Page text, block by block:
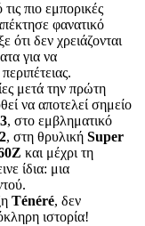
πιο εμπορικές
φανατικό
δεν χρειάζονται
για να
μετά την πρώτη
να αποτελεί σημείο
, στο εμβληματικό
, στη θρυλική Super
και μέχρι τη
ίδια: μια
Ténéré, δεν
ιστορία!